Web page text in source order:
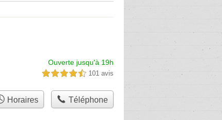
Ouverte jusqu'à 19h
4,5 étoiles sur 5 101 avis
Horaires Téléphone